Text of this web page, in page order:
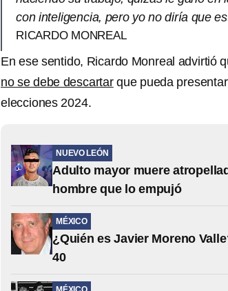
con inteligencia, pero yo no diría que
RICARDO MONREAL
En ese sentido, Ricardo Monreal advirtió
no se debe descartarque pueda
elecciones 2024.
NUEVO LEÓN
Adulto mayor muere
hombre que lo empujó
MÉXICO
¿Quién es Javier Moreno
40